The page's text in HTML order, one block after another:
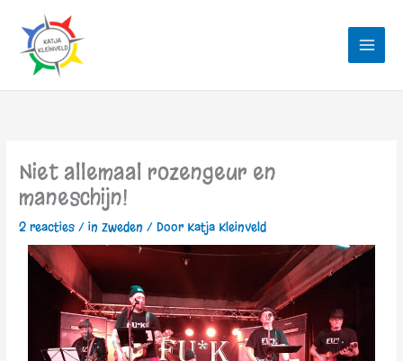
naar
inhoud
Niet allemaal rozengeur en
maneschijn!
2 reacties /in Zweden / Door Katja Kleinveld